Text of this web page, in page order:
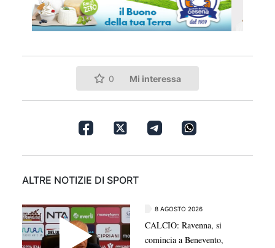
0 Mi interessa
ALTRE NOTIZIE DI SPORT
8 AGOSTO 2026
CALCIO: Ravenna, si
comincia a Benevento,